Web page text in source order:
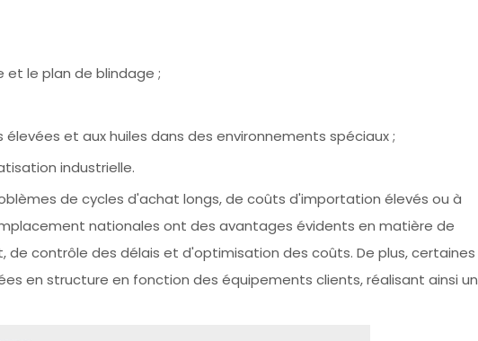
et le plan de blindage ;
et aux huiles dans des environnements spéciaux ;
industrielle.
de cycles d'achat longs, de coûts d'importation élevés ou à
nationales ont des avantages évidents en matière de
contrôle des délais et d'optimisation des coûts. De plus, certaines
en structure en fonction des équipements clients, réalisant ainsi un